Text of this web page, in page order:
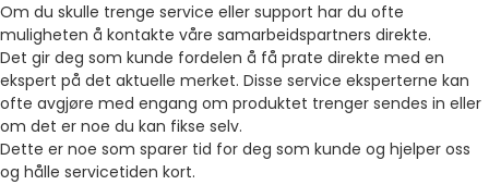
Om du skulle trenge service eller support har du ofte
muligheten å kontakte våre samarbeidspartners direkte.
Det gir deg som kunde fordelen å få prate direkte med en
ekspert på det aktuelle merket. Disse service eksperterne kan
ofte avgjøre med engang om produktet trenger sendes in eller
om det er noe du kan fikse selv.
Dette er noe som sparer tid for deg som kunde og hjelper oss
og hålle servicetiden kort.